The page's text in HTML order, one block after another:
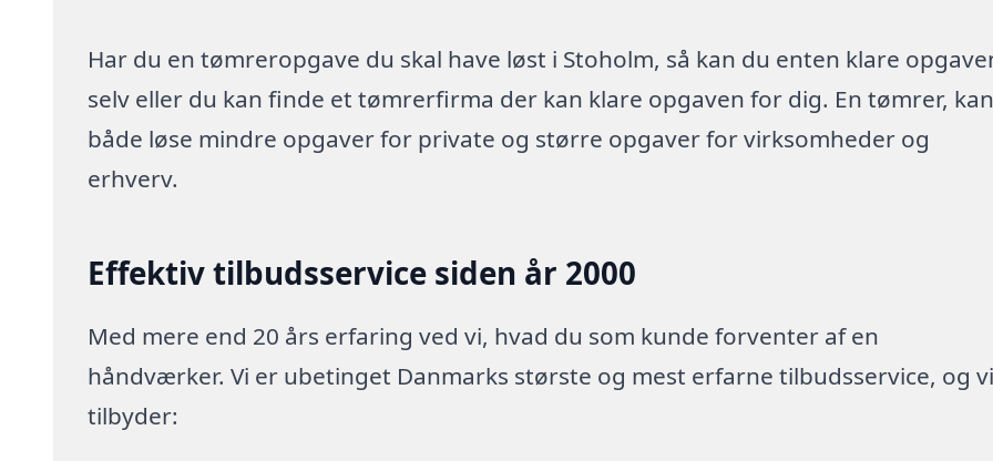
Har du en tømreropgave du skal have løst i Stoholm, så kan du enten klare
selv eller du kan finde et tømrerfirma der kan klare opgaven for dig. En tømrer,
både løse mindre opgaver for private og større opgaver for virksomheder og
erhverv.
Effektiv tilbudsservice siden år 2000
Med mere end 20 års erfaring ved vi, hvad du som kunde forventer af en
håndværker. Vi er ubetinget Danmarks største og mest erfarne tilbudsservice, og
tilbyder: